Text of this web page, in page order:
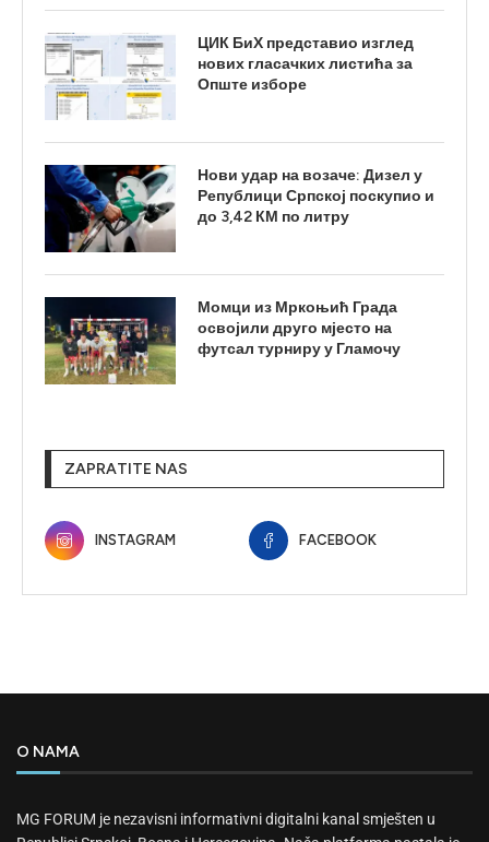
ЦИК БиХ представио изглед
нових гласачких листића за
Опште изборе
Нови удар на возаче: Дизел у
Републици Српској поскупио и
до 3,42 КМ по литру
Момци из Мркоњић Града
освојили друго мјесто на
футсал турниру у Гламочу
ZAPRATITE NAS
INSTAGRAM FACEBOOK
O NAMA
MG FORUM je nezavisni informativni digitalni kanal smješten u